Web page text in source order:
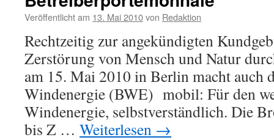
Veröffentlicht am 13. Mai 2010von Redaktion
Rechtzeitig zur angekündigten
Zerstörung von Mensch und Natur
am 15. Mai 2010 in Berlin macht auch
Windenergie (BWE) mobil: Für den
Windenergie, selbstverständlich. Die
bis Z … Weiterlesen →